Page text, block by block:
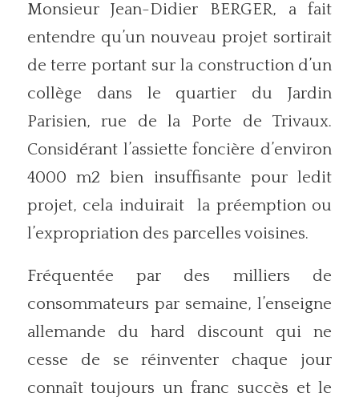
Monsieur Jean-Didier BERGER, a fait
entendre qu’un nouveau projet sortirait
de terre portant sur la construction d’un
collège dans le quartier du Jardin
Parisien, rue de la Porte de Trivaux.
Considérant l’assiette foncière d’environ
4000 m2 bien insuffisante pour ledit
projet, cela induirait la préemption ou
l’expropriation des parcelles voisines.
Fréquentée par des milliers de
consommateurs par semaine, l’enseigne
allemande du hard discount qui ne
cesse de se réinventer chaque jour
connaît toujours un franc succès et le